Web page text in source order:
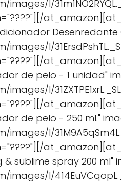
images/I/
images/I/
de pelo - 1 unidad"
images/I/
de pelo - 250 ml."
images/I/
& sublime spray 200
images/I/